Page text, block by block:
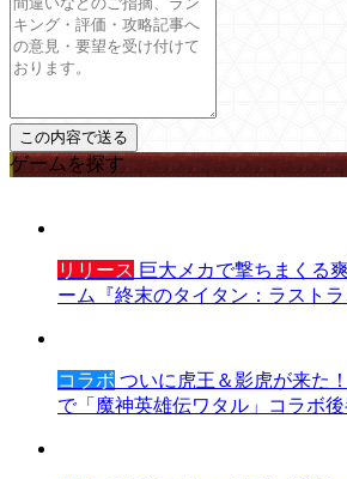
ゲームを探す
リリース 巨大メカで撃ちまくる
ーム『終末のタイタン：ラストラ
コラボ ついに虎王＆影虎が来た
で「魔神英雄伝ワタル」コラボ後